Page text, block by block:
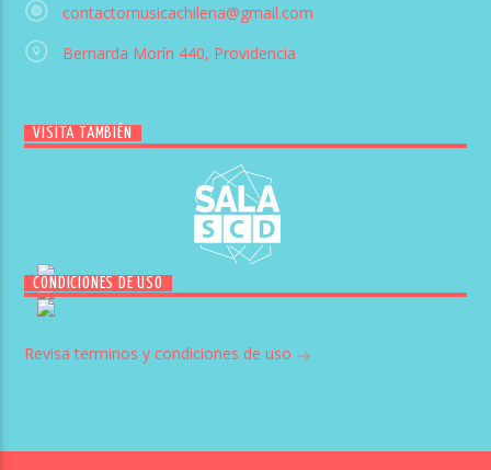
contactomusicachilena@gmail.com
Bernarda Morín 440, Providencia
VISITA TAMBIÉN
CONDICIONES DE USO
Revisa terminos y condiciones de uso